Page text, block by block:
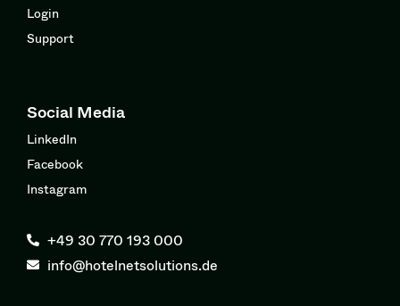
Login
Support
Social Media
LinkedIn
Facebook
Instagram
+49 30 770 193 000
info@hotelnetsolutions.de